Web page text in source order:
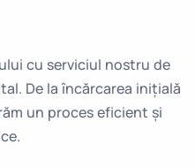
cu serviciul nostru de
De la încărcarea inițială
un proces eficient și